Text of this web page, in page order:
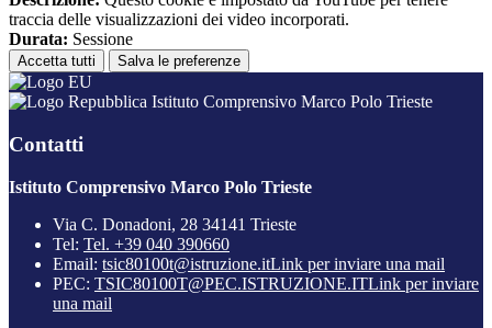
traccia delle visualizzazioni dei video incorporati.
Durata: Sessione
Accetta tutti Salva le preferenze
Istituto Comprensivo Marco Polo Trieste
Contatti
Istituto Comprensivo Marco Polo Trieste
Via C. Donadoni, 28 34141 Trieste
Tel: Tel. +39 040 390660
Email: tsic80100t@istruzione.itLink per inviare una mail
PEC: TSIC80100T@PEC.ISTRUZIONE.ITLink per inviare
una mail